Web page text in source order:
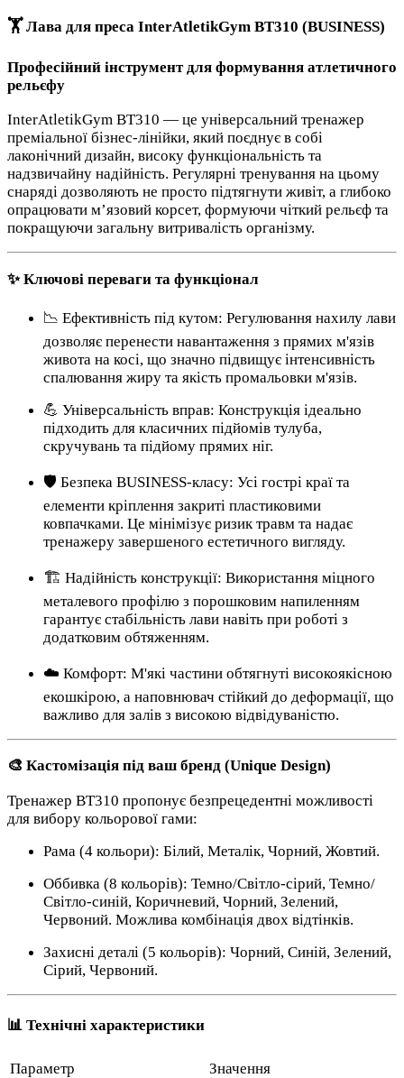
🏋️ Лава для преса InterAtletikGym BT310 (BUSINESS)
Професійний інструмент для формування атлетичного
рельєфу
InterAtletikGym BT310 — це універсальний тренажер
преміальної бізнес-лінійки, який поєднує в собі
лаконічний дизайн, високу функціональність та
надзвичайну надійність. Регулярні тренування на цьому
снаряді дозволяють не просто підтягнути живіт, а глибоко
опрацювати м’язовий корсет, формуючи чіткий рельєф та
покращуючи загальну витривалість організму.
✨ Ключові переваги та функціонал
📉 Ефективність під кутом: Регулювання нахилу лави
дозволяє перенести навантаження з прямих м'язів
живота на косі, що значно підвищує інтенсивність
спалювання жиру та якість промальовки м'язів.
💪 Універсальність вправ: Конструкція ідеально
підходить для класичних підйомів тулуба,
скручувань та підйому прямих ніг.
🛡️ Безпека BUSINESS-класу: Усі гострі краї та
елементи кріплення закриті пластиковими
ковпачками. Це мінімізує ризик травм та надає
тренажеру завершеного естетичного вигляду.
🏗️ Надійність конструкції: Використання міцного
металевого профілю з порошковим напиленням
гарантує стабільність лави навіть при роботі з
додатковим обтяженням.
☁️ Комфорт: М'які частини обтягнуті високоякісною
екошкірою, а наповнювач стійкий до деформації, що
важливо для залів з високою відвідуваністю.
🎨 Кастомізація під ваш бренд (Unique Design)
Тренажер BT310 пропонує безпрецедентні можливості
для вибору кольорової гами:
Рама (4 кольори): Білий, Металік, Чорний, Жовтий.
Оббивка (8 кольорів): Темно/Світло-сірий, Темно/
Світло-синій, Коричневий, Чорний, Зелений,
Червоний. Можлива комбінація двох відтінків.
Захисні деталі (5 кольорів): Чорний, Синій, Зелений,
Сірий, Червоний.
📊 Технічні характеристики
Параметр
Значення